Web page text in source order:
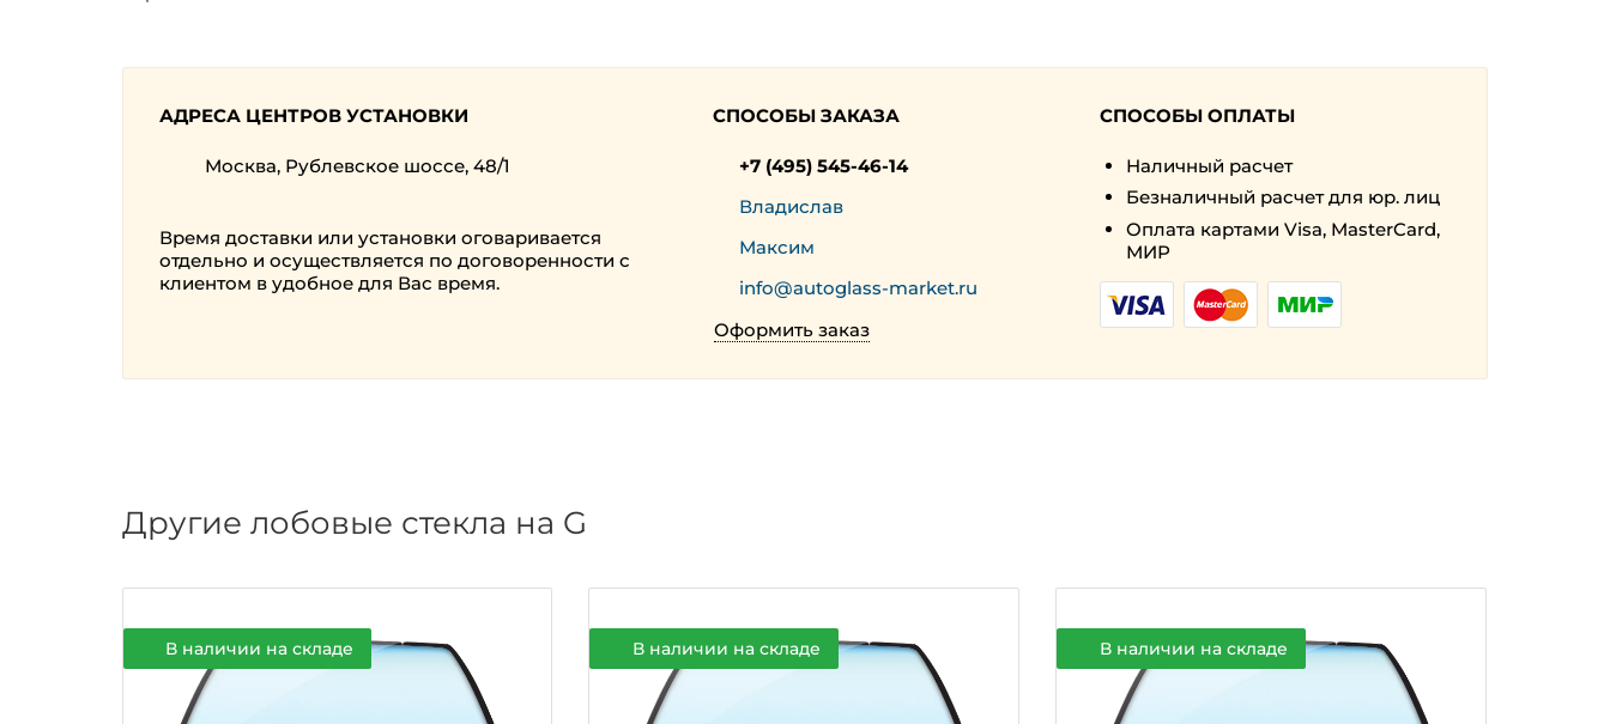
АДРЕСА ЦЕНТРОВ УСТАНОВКИ
Москва, Рублевское шоссе, 48/1
Время доставки или установки оговаривается
отдельно и осуществляется по договоренности с
клиентом в удобное для Вас время.
СПОСОБЫ ЗАКАЗА
+7 (495) 545-46-14
Владислав
Максим
info@autoglass-market.ru
Оформить заказ
СПОСОБЫ ОПЛАТЫ
Наличный расчет
Безналичный расчет для юр. лиц
Оплата картами Visa, MasterCard,
МИР
Другие лобовые стекла на G
В наличии на складе В наличии на складе В наличии на складе